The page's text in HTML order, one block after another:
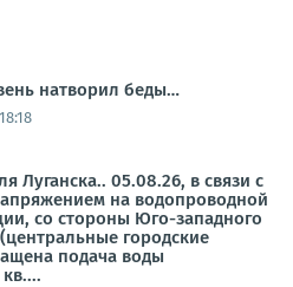
натворил беды…
Луганска.. 05.08.26, в связи с
на водопроводной
со стороны Юго-западного
городские
подача воды